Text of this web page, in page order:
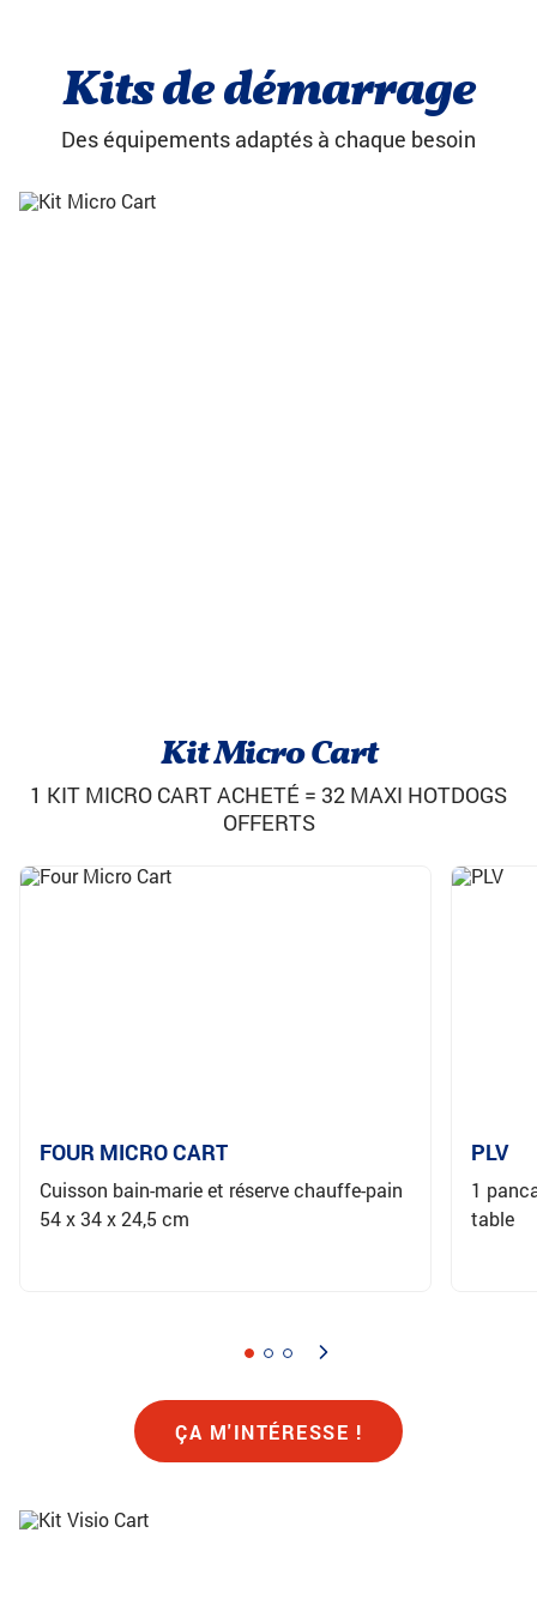
Kits de démarrage
Des équipements adaptés à chaque besoin
Kit Micro Cart
1 KIT MICRO CART ACHETÉ = 32 MAXI HOTDOGS
OFFERTS
FOUR MICRO CART
Cuisson bain-marie et réserve chauffe-pain
54 x 34 x 24,5 cm
PLV
1
table
ÇA M'INTÉRESSE !